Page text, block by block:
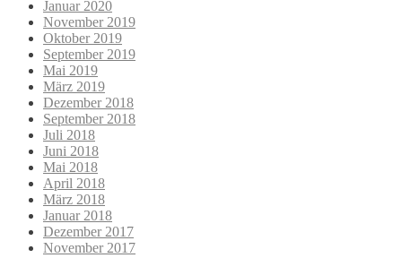
Januar 2020
November 2019
Oktober 2019
September 2019
Mai 2019
März 2019
Dezember 2018
September 2018
Juli 2018
Juni 2018
Mai 2018
April 2018
März 2018
Januar 2018
Dezember 2017
November 2017